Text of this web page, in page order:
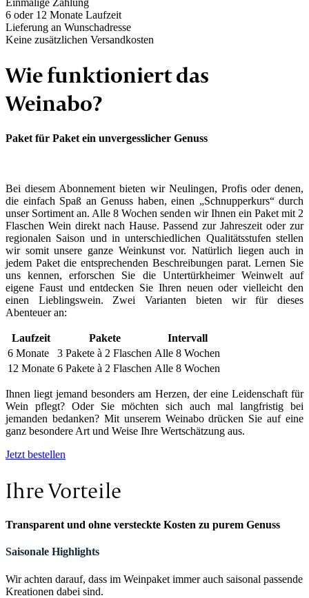
Einmalige Zahlung
6 oder 12 Monate Laufzeit
Lieferung an Wunschadresse
Keine zusätzlichen Versandkosten
Wie funktioniert das
Weinabo?
Paket für Paket ein unvergesslicher Genuss
Bei diesem Abonnement bieten wir Neulingen, Profis oder denen,
die einfach Spaß an Genuss haben, einen „Schnupperkurs“ durch
unser Sortiment an. Alle 8 Wochen senden wir Ihnen ein Paket mit 2
Flaschen Wein direkt nach Hause. Passend zur Jahreszeit oder zur
regionalen Saison und in unterschiedlichen Qualitätsstufen stellen
wir somit unsere ganze Weinkunst vor. Natürlich liegen auch in
jedem Paket die entsprechenden Beschreibungen parat. Lernen Sie
uns kennen, erforschen Sie die Untertürkheimer Weinwelt auf
eigene Faust und entdecken Sie Ihren neuen oder vielleicht den
einen Lieblingswein. Zwei Varianten bieten wir für dieses
Abenteuer an:
Laufzeit Pakete
Intervall
6 Monate
3 Pakete à 2 Flaschen Alle 8 Wochen
12 Monate 6 Pakete à 2 Flaschen Alle 8 Wochen
Ihnen liegt jemand besonders am Herzen, der eine Leidenschaft für
Wein pflegt? Oder Sie möchten sich auch mal langfristig bei
jemanden bedanken? Mit unserem Weinabo drücken Sie auf eine
ganz besondere Art und Weise Ihre Wertschätzung aus.
Jetzt bestellen
Ihre Vorteile
Transparent und ohne versteckte Kosten zu purem Genuss
Saisonale Highlights
Wir achten darauf, dass im Weinpaket immer auch saisonal passende
Kreationen dabei sind.